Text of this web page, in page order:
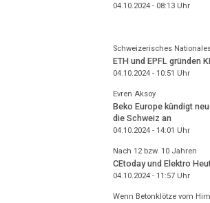
04.10.2024 - 08:13Uhr
Schweizerisches
ETH und EPFL gründen
04.10.2024 - 10:51 Uhr
Evren Aksoy
Beko Europe kündigt
die Schweiz an
04.10.2024 - 14:01 Uhr
Nach 12 bzw. 10 Jahren
CEtoday und Elektro
04.10.2024 - 11:57Uhr
Wenn Betonklötze vom